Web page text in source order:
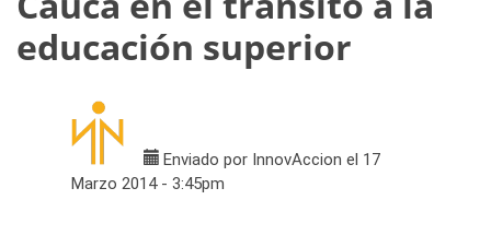
educación superior
Enviado por InnovAccion el 17
Marzo 2014 - 3:45pm